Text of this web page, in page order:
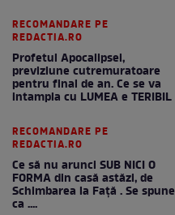
RECOMANDARE PE
REDACTIA.RO
Profetul Apocalipsei,
previziune cutremuratoare
pentru final de an. Ce se va
intampla cu LUMEA e TERIBIL
RECOMANDARE PE
REDACTIA.RO
Ce să nu arunci SUB NICI O
FORMA din casă astăzi, de
Schimbarea la Față . Se spune
ca ....